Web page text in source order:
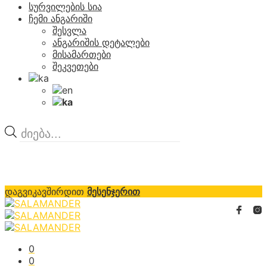
სურვილების სია
ჩემი ანგარიში
შესვლა
ანგარიშის დეტალები
მისამართები
შეკვეთები
Products
search
დაგვიკავშირდით მესენჯერით
0
0